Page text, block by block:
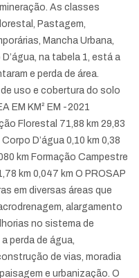
As classes
Pastagem,
Mancha Urbana,
na tabela 1, está a
e perda de área.
de uso e cobertura do solo
EM KM² EM -2021
Florestal 71,88 km 29,83
D’água 0,10 km 0,38
km Formação Campestre
km 0,047 km O PROSAP
em diversas áreas que
alargamento
no sistema de
perda de água,
de vias, moradia
e urbanização. O